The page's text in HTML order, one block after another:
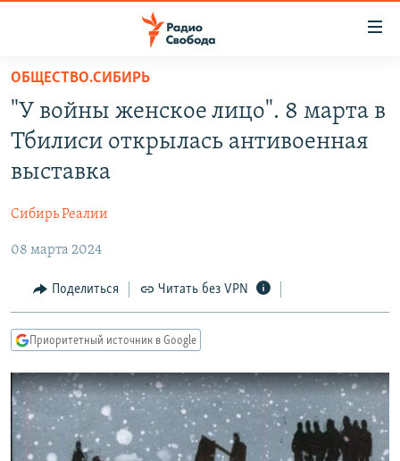
упрощенного
доступа
Вернуться
основному
Вернутся
навигации
Вернутся
поиску
ПРОГРАММЫ
ПОДКАСТЫ
АВТОРСКИЕ ПРОЕКТЫ
МНЕНИЯ
КУЛЬТУРА
IDEL.РЕАЛИИ
СЕВЕР.РЕАЛИИ
СИБИРЬ.РЕАЛИИ
РАСПИСАНИЕ ВЕЩАНИЯ
ПОДПИШИТЕСЬ НА РАССЫЛКУ
ОБЩЕСТВО.СИБИРЬ
"У войны женское лицо". 8 марта в
Тбилиси открылась антивоенная
выставка
Сибирь Реалии
08 марта 2024
Поделиться Читать без VPN
Приоритетный источник в Google